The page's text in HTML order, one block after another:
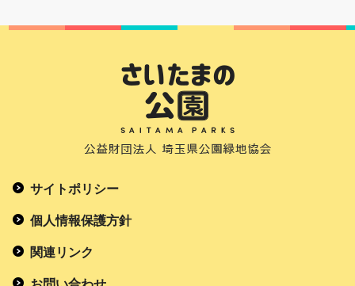
サイトポリシー
個人情報保護方針
関連リンク